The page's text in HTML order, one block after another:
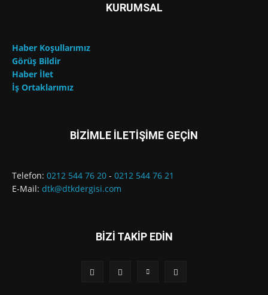
KURUMSAL
Haber Koşullarımız
Görüş Bildir
Haber İlet
İş Ortaklarımız
BİZİMLE İLETİŞİME GEÇİN
Telefon: 0212 544 76 20 - 0212 544 76 21
E-Mail: dtk@dtkdergisi.com
BİZİ TAKİP EDİN